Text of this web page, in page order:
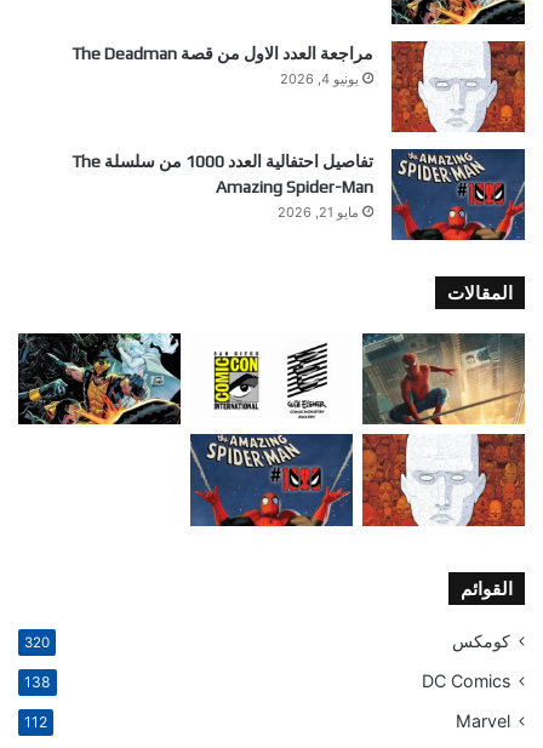
مراجعة العدد الاول من قصة The Deadman
يونيو 4, 2026
تفاصيل احتفالية العدد 1000 من سلسلة The
Amazing Spider-Man
مايو 21, 2026
المقالات
القوائم
كومكس 320
DC Comics
138
Marvel
112